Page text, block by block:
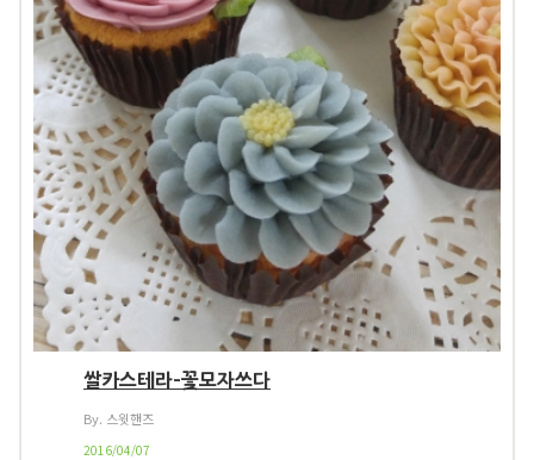
쌀카스테라-꽃모자쓰다
By. 스윗핸즈
2016/04/07